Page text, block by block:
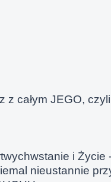
z całym JEGO,
i Życie
nieustannie